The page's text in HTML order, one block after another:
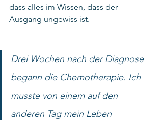
dass alles im Wissen, dass der
Ausgang ungewiss ist.
Drei Wochen nach der Diagnose
begann die Chemotherapie. Ich
musste von einem auf den
anderen Tag mein Leben